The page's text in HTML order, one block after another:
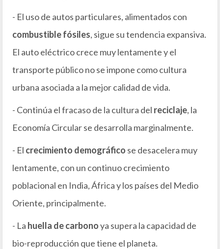
- El uso de autos particulares, alimentados con
combustible fósiles, sigue su tendencia expansiva.
El auto eléctrico crece muy lentamente y el
transporte público no se impone como cultura
urbana asociada a la mejor calidad de vida.
- Continúa el fracaso de la cultura del reciclaje, la
Economía Circular se desarrolla marginalmente.
- El crecimiento demográfico se desacelera muy
lentamente, con un continuo crecimiento
poblacional en India, África y los países del Medio
Oriente, principalmente.
- La huella de carbonoya supera la capacidad de
bio-reproducción que tiene el planeta.